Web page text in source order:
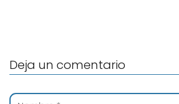
Deja un comentario